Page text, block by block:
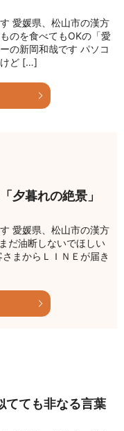
愛媛県、松山市の漢方
のを食べてもOKの「愛
の新岡和哉です パソコ
けど […]
夕暮れの絶景」
愛媛県、松山市の漢方
だ油断しないでほしい
まからＬＩＮＥが届き
ても非なる言葉